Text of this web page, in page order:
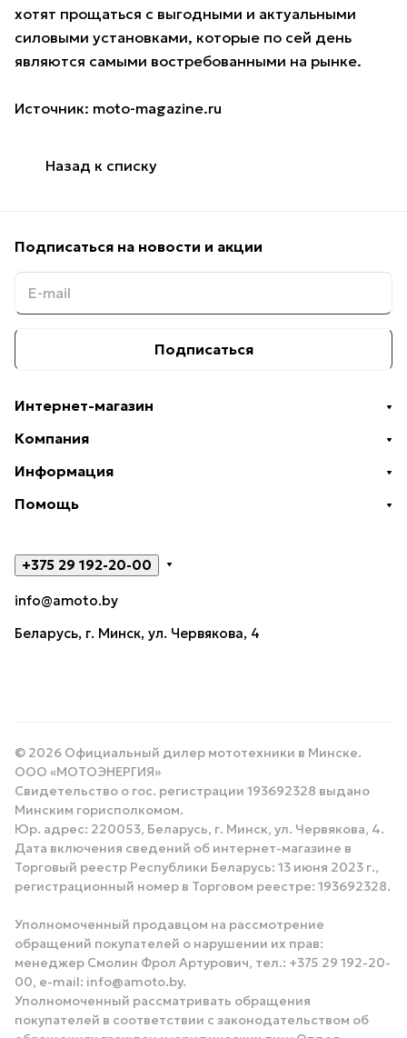
хотят прощаться с выгодными и актуальными
силовыми установками, которые по сей день
являются самыми востребованными на рынке.
Источник: moto-magazine.ru
Назад к списку
Подписаться на новости и акции
Подписаться
Интернет-магазин
Компания
Информация
Помощь
+375 29 192-20-00
info@amoto.by
Беларусь, г. Минск, ул. Червякова, 4
© 2026 Официальный дилер мототехники в Минске.
ООО «МОТОЭНЕРГИЯ»
Свидетельство о гос. регистрации 193692328 выдано
Минским горисполкомом.
Юр. адрес: 220053, Беларусь, г. Минск, ул. Червякова, 4.
Дата включения сведений об интернет-магазине в
Торговый реестр Республики Беларусь: 13 июня 2023 г.,
регистрационный номер в Торговом реестре: 193692328.
Уполномоченный продавцом на рассмотрение
обращений покупателей о нарушении их прав:
менеджер Смолин Фрол Артурович, тел.: +375 29 192-20-
00, e-mail: info@amoto.by.
Уполномоченный рассматривать обращения
покупателей в соответствии с законодательством об